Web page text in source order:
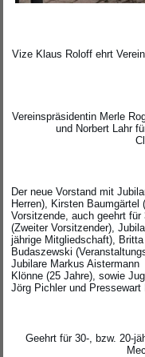
Vize Klaus Roloff ehrt
Vereinspräsidentin Merle
und Norbert Lahr
Der neue Vorstand mit
Herren), Kirsten Baumgärtel
Vorsitzende, auch geehrt
(Zweiter Vorsitzender),
jährige Mitgliedschaft),
Budaszewski
Jubilare Markus
Klönne (25 Jahre), sowie
Jörg Pichler und Pressewart
Geehrt für 30-, bzw. 20-